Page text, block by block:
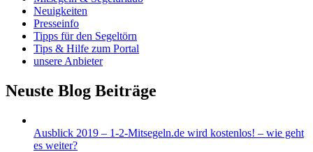
Neuigkeiten
Presseinfo
Tipps für den Segeltörn
Tips & Hilfe zum Portal
unsere Anbieter
Neuste Blog Beiträge
Ausblick 2019 – 1-2-Mitsegeln.de wird kostenlos! – wie geht
es weiter?